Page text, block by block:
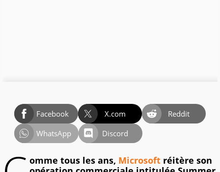
Facebook X.com
Reddit
WhatsApp
Discord
omme tous les ans, Microsoft réitère son